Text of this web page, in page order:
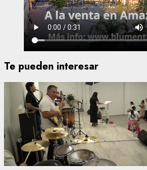
Te pueden interesar